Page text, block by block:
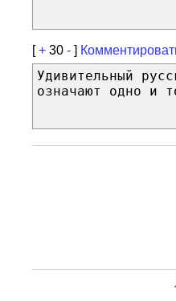
[+ 30 - ]
Удивительный
означают одно и